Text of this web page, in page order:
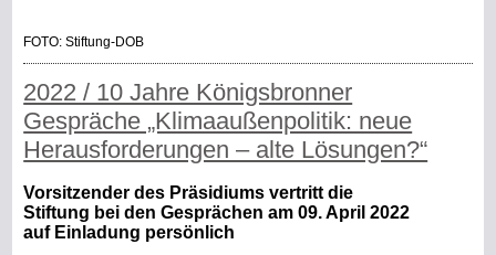
FOTO: Stiftung-DOB
2022 / 10 Jahre Königsbronner
Gespräche „Klimaaußenpolitik: neue
Herausforderungen – alte Lösungen?“
Vorsitzender des Präsidiums vertritt die
Stiftung bei den Gesprächen am 09. April 2022
auf Einladung persönlich